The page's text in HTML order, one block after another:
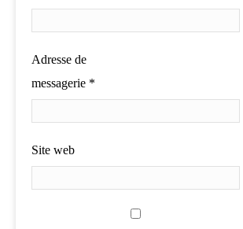
Adresse de
messagerie *
Site web